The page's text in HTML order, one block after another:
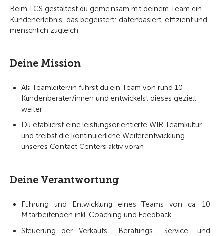
Beim TCS gestaltest du gemeinsam mit deinem Team ein
Kundenerlebnis, das begeistert: datenbasiert, effizient und
menschlich zugleich
Deine Mission
Als Teamleiter/in führst du ein Team von rund 10
Kundenberater/innen und entwickelst dieses gezielt
weiter
Du etablierst eine leistungsorientierte WIR-Teamkultur
und treibst die kontinuierliche Weiterentwicklung
unseres Contact Centers aktiv voran
Deine Verantwortung
Führung und Entwicklung eines Teams von ca. 10
Mitarbeitenden inkl. Coaching und Feedback
Steuerung der Verkaufs-, Beratungs-, Service- und